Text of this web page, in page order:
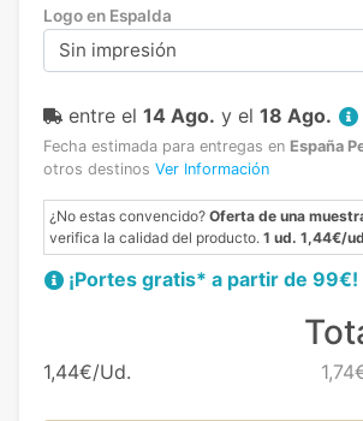
Logo en Espalda
Sin impresión
entre el 14 Ago. y el 18 Ago.
Fecha estimada para entregas en España
otros destinos Ver Información
¿No estas convencido? Oferta de una
verifica la calidad del producto. 1 ud. 1,44€/
¡Portes gratis* a partir de 99€!
1,44€/Ud.